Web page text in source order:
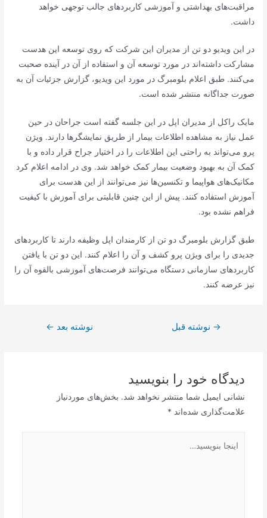
مراقبت‌های بهداشتی و آموزشی کاربردهای جالب توجهی خواهد
داشت.
در این ویدیو دو تن از مدیران این شرکت که روی توسعه این هدست
مشارکت داشته‌اند در مورد توسعه آن و استفاده از آن در آینده صحبت
می‌کنند. طبق اعلام بلومبرگ در مورد این ویدیو، گزارش جزئیات آن به
صورت جداگانه منتشر شده است.
مایک راکل از مدیران اپل در این جلسه گفته است جراحان در حین
عمل نیاز به مشاهده اطلاعات بیمار از طریق نمایشگرها دارند. ویژن
پرو می‌تواند به راحتی این اطلاعات را در اختیار جراح قرار داده و با
کمک آن به بهبود وضعیت بیمار کمک خواهد شد. وی در ادامه اعلام کرد
مکانیک‌های هواپیما و تکنسین‌ها نیز می‌توانند از این هدست برای
آموزش استفاده کنند. پیش از این چنین قابلیتی برای آموزش با کیفیت
فراهم نشده بود.
طبق گزارش بلومبرگ دو تن از کارمندان اپل وظیفه دارند تا کاربردهای
جدیدی را برای ویژن پرو کشف و آن را اعلام کنند. این دو تن با یافتن
کاربردهای سازمانی دستگاه می‌توانند فرصت‌های آموزشی بالقوه آن را
نیز عرضه کنند.
راهبری→ نوشته قبل نوشته بعد ←
دیدگاه‌ خود را بنویسید
نشانی ایمیل شما منتشر نخواهد شد. بخش‌های موردنیاز
علامت‌گذاری شده‌اند *
بنویسید…